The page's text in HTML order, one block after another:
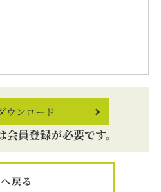
ウンロード
員登録が必要です。
戻る